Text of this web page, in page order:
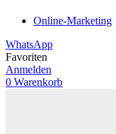
Online-Marketing
WhatsApp
Favoriten
Anmelden
0 Warenkorb